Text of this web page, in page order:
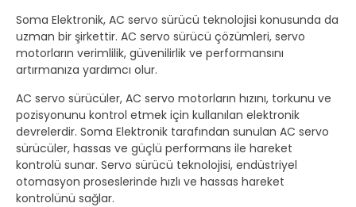
Soma Elektronik, AC servo sürücü teknolojisi konusunda da
uzman bir şirkettir. AC servo sürücü çözümleri, servo
motorların verimlilik, güvenilirlik ve performansını
artırmanıza yardımcı olur.
AC servo sürücüler, AC servo motorların hızını, torkunu ve
pozisyonunu kontrol etmek için kullanılan elektronik
devrelerdir. Soma Elektronik tarafından sunulan AC servo
sürücüler, hassas ve güçlü performans ile hareket
kontrolü sunar. Servo sürücü teknolojisi, endüstriyel
otomasyon proseslerinde hızlı ve hassas hareket
kontrolünü sağlar.